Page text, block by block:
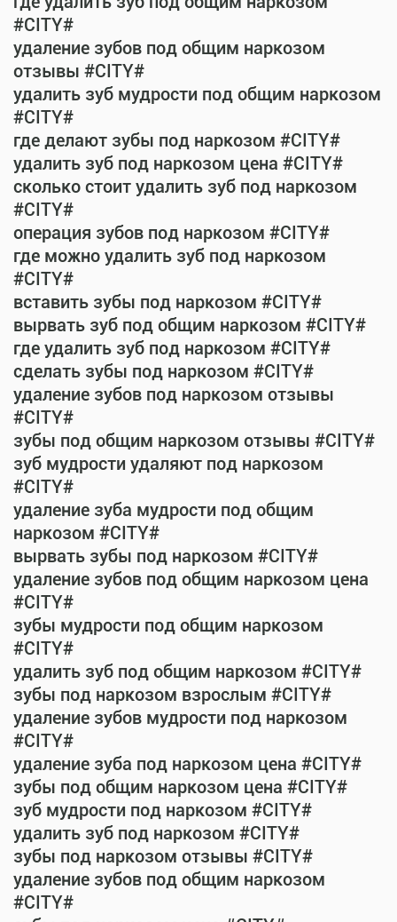
#CITY#
удаление зубов под общим наркозом
отзывы #CITY#
удалить зуб мудрости под общим наркозом
#CITY#
где делают зубы под наркозом #CITY#
удалить зуб под наркозом цена #CITY#
сколько стоит удалить зуб под наркозом
#CITY#
операция зубов под наркозом #CITY#
где можно удалить зуб под наркозом
#CITY#
вставить зубы под наркозом #CITY#
вырвать зуб под общим наркозом #CITY#
где удалить зуб под наркозом #CITY#
сделать зубы под наркозом #CITY#
удаление зубов под наркозом отзывы
#CITY#
зубы под общим наркозом отзывы #CITY#
зуб мудрости удаляют под наркозом
#CITY#
удаление зуба мудрости под общим
наркозом #CITY#
вырвать зубы под наркозом #CITY#
удаление зубов под общим наркозом цена
#CITY#
зубы мудрости под общим наркозом
#CITY#
удалить зуб под общим наркозом #CITY#
зубы под наркозом взрослым #CITY#
удаление зубов мудрости под наркозом
#CITY#
удаление зуба под наркозом цена #CITY#
зубы под общим наркозом цена #CITY#
зуб мудрости под наркозом #CITY#
удалить зуб под наркозом #CITY#
зубы под наркозом отзывы #CITY#
удаление зубов под общим наркозом
#CITY#